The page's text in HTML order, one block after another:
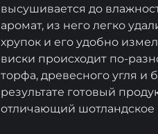
высушивается до
аромат, из него легко
хрупок и его удобно
виски происходит по-
торфа, древесного угля и
результате готовый
отличающий шотландское